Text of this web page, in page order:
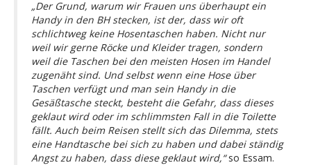
„Der Grund, warum wir Frauen uns überhaupt ein
Handy in den BH stecken, ist der, dass wir oft
schlichtweg keine Hosentaschen haben. Nicht nur
weil wir gerne Röcke und Kleider tragen, sondern
weil die Taschen bei den meisten Hosen im Handel
zugenäht sind. Und selbst wenn eine Hose über
Taschen verfügt und man sein Handy in die
Gesäßtasche steckt, besteht die Gefahr, dass dieses
geklaut wird oder im schlimmsten Fall in die Toilette
fällt. Auch beim Reisen stellt sich das Dilemma, stets
eine Handtasche bei sich zu haben und dabei ständig
Angst zu haben, dass diese geklaut wird,“so Essam.